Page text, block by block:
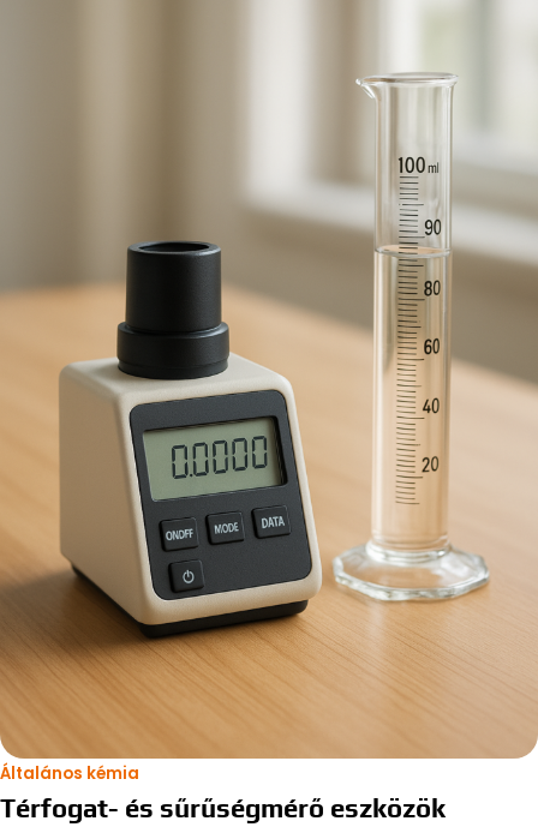
Általános kémia
Térfogat- és sűrűségmérő eszközök